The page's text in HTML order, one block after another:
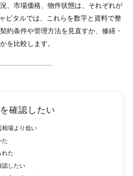
、市場価格、物件状態は、それぞれが
ピタルでは、これらを数字と資料で整
約条件や管理方法を見直すか、修繕・
を比較します。
確認したい
相場より低い
た
れた
認したい